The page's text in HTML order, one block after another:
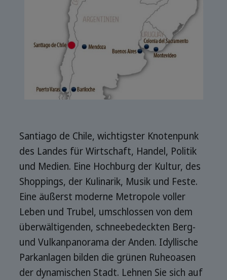
Santiago de Chile, wichtigster Knotenpunk
des Landes für Wirtschaft, Handel, Politik
und Medien. Eine Hochburg der Kultur, des
Shoppings, der Kulinarik, Musik und Feste.
Eine äußerst moderne Metropole voller
Leben und Trubel, umschlossen von dem
überwältigenden, schneebedeckten Berg-
und Vulkanpanorama der Anden. Idyllische
Parkanlagen bilden die grünen Ruheoasen
der dynamischen Stadt. Lehnen Sie sich auf